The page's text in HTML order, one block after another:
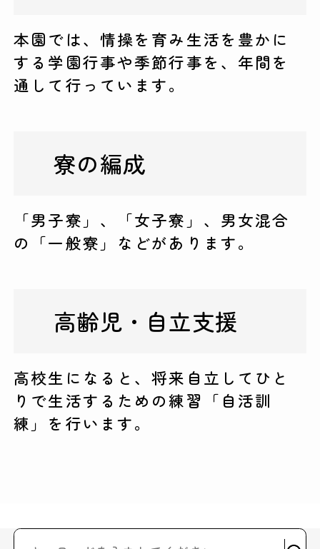
本園では、情操を育み生活を豊かに
する学園行事や季節行事を、年間を
通して行っています。
寮の編成
「男子寮」、「女子寮」、男女混合
の「一般寮」などがあります。
高齢児・自立支援
高校生になると、将来自立してひと
りで生活するための練習「自活訓
練」を行います。